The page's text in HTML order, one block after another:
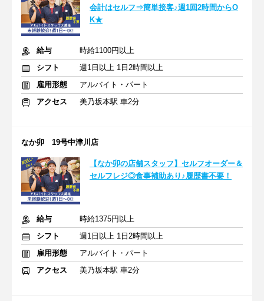
会計はセルフ⇒簡単接客♪週1回2時間からO
K★
給与
時給1100円以上
シフト
週1日以上 1日2時間以上
雇用形態
アルバイト・パート
アクセス
美乃坂本駅 車2分
なか卯 19号中津川店
【なか卯の店舗スタッフ】セルフオーダー＆
セルフレジ◎食事補助あり♪履歴書不要！
給与
時給1375円以上
シフト
週1日以上 1日2時間以上
雇用形態
アルバイト・パート
アクセス
美乃坂本駅 車2分